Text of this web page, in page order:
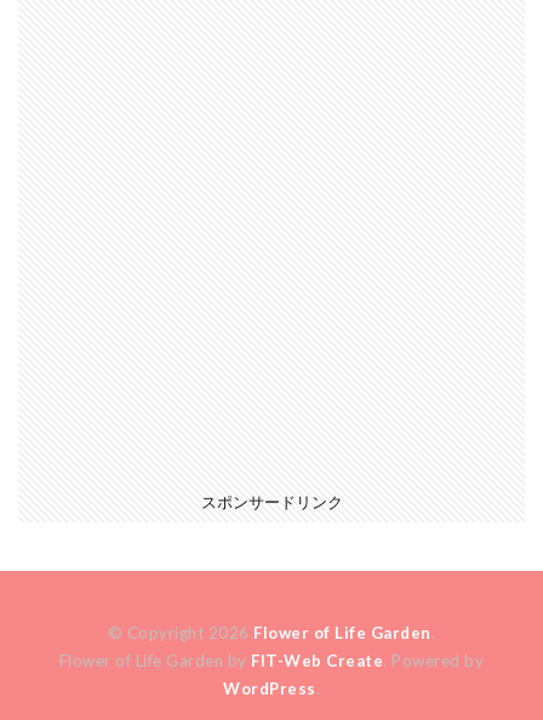
スポンサードリンク
© Copyright 2026 Flower of Life Garden.
Flower of Life Garden by FIT-Web Create. Powered by
WordPress.